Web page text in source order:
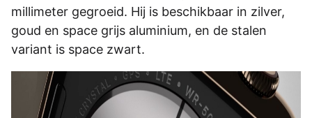
millimeter gegroeid. Hij is beschikbaar in zilver,
goud en space grijs aluminium, en de stalen
variant is space zwart.